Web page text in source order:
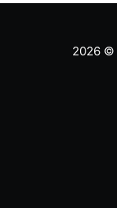
© 2026